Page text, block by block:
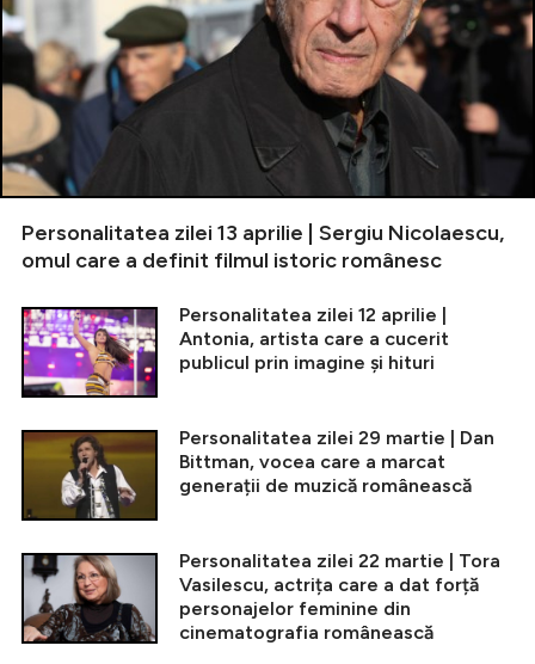
Personalitatea zilei 13 aprilie | Sergiu Nicolaescu,
omul care a definit filmul istoric românesc
Personalitatea zilei 12 aprilie |
Antonia, artista care a cucerit
publicul prin imagine și hituri
Personalitatea zilei 29 martie | Dan
Bittman, vocea care a marcat
generații de muzică românească
Personalitatea zilei 22 martie | Tora
Vasilescu, actrița care a dat forță
personajelor feminine din
cinematografia românească